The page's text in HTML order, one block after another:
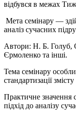
відбувся в межах
Мета семінару —
аналіз сучасних
Автори: Н. Б.
Єрмоленко та інші.
Тема семінару
стандартизації
Практичне значення
підхід до аналізу